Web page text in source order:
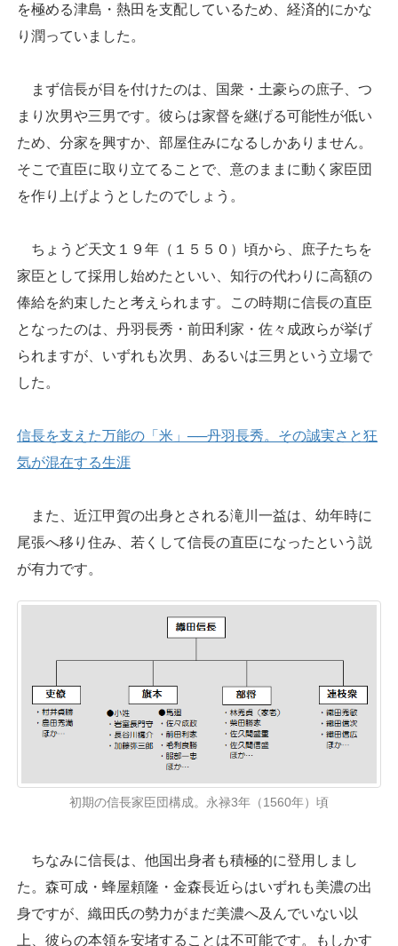
を極める津島・熱田を支配しているため、経済的にかな
り潤っていました。
まず信長が目を付けたのは、国衆・土豪らの庶子、つ
まり次男や三男です。彼らは家督を継げる可能性が低い
ため、分家を興すか、部屋住みになるしかありません。
そこで直臣に取り立てることで、意のままに動く家臣団
を作り上げようとしたのでしょう。
ちょうど天文１９年（１５５０）頃から、庶子たちを
家臣として採用し始めたといい、知行の代わりに高額の
俸給を約束したと考えられます。この時期に信長の直臣
となったのは、丹羽長秀・前田利家・佐々成政らが挙げ
られますが、いずれも次男、あるいは三男という立場で
した。
信長を支えた万能の「米」──丹羽長秀。その誠実さと狂
気が混在する生涯
また、近江甲賀の出身とされる滝川一益は、幼年時に
尾張へ移り住み、若くして信長の直臣になったという説
が有力です。
初期の信長家臣団構成。永禄3年（1560年）頃
ちなみに信長は、他国出身者も積極的に登用しまし
た。森可成・蜂屋頼隆・金森長近らはいずれも美濃の出
身ですが、織田氏の勢力がまだ美濃へ及んでいない以
上、彼らの本領を安堵することは不可能です。もしかす